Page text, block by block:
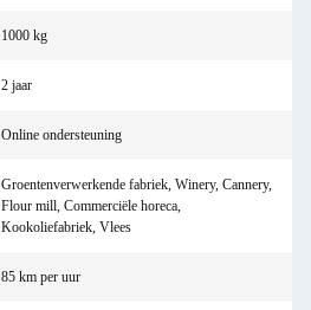
1000 kg
2 jaar
Online ondersteuning
Groentenverwerkende fabriek, Winery, Cannery,
Flour mill, Commerciële horeca,
Kookoliefabriek, Vlees
85 km per uur